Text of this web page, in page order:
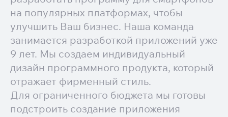
на популярных платформах, чтобы
улучшить Ваш бизнес. Наша команда
занимается разработкой приложений уже
9 лет. Мы создаем индивидуальный
дизайн программного продукта, который
отражает фирменный стиль.
Для ограниченного бюджета мы готовы
подстроить создание приложения